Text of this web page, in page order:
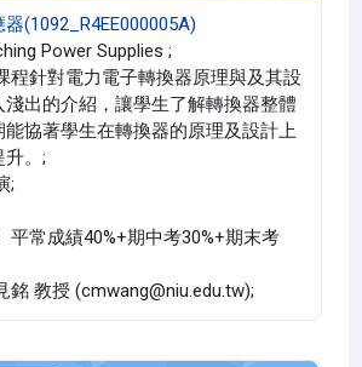
(1092_R4EE000005A)
Power Supplies ;
程針對電力電子轉換器原理與及其設
出的介紹，讓學生了解轉換器整體
能協著學生在轉換器的原理及設計上
。;
;
平常成績40%+期中考30%+期末考
銘 教授 (cmwang@niu.edu.tw);